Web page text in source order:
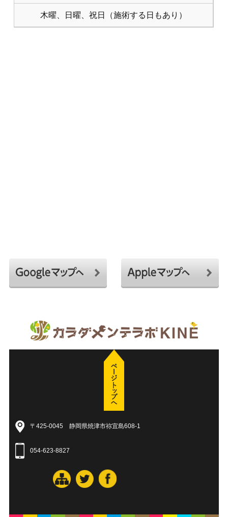
木曜、日曜、祝日（施術する日もあり）
〒425-0045 静岡県焼津市祢宜島608-1
054-623-8827